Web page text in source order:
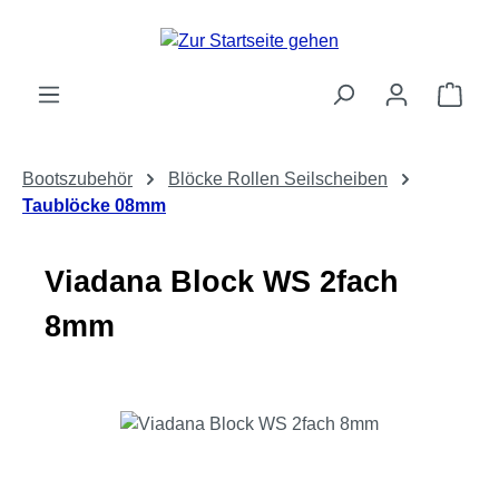
Zum Hauptinhalt springen
Bootszubehör
Blöcke Rollen Seilscheiben
Taublöcke 08mm
Viadana Block WS 2fach
8mm
Bildergalerie überspringen